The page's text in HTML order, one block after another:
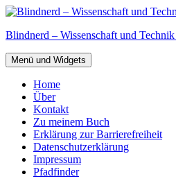
Zum
springen
Blindnerd – Wissenschaft und
Menü und Widgets
Home
Über
Kontakt
Zu meinem Buch
Erklärung zur Barrierefreiheit
Datenschutzerklärung
Impressum
Pfadfinder